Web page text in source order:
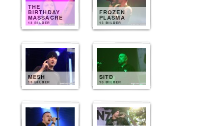
THE
BIRTHDAY
MASSACRE
13 BILDER
FROZEN
PLASMA
13 BILDER
MESH
13 BILDER
SITD
10 BILDER